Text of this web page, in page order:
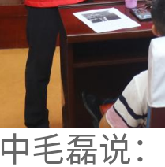
毛磊说：